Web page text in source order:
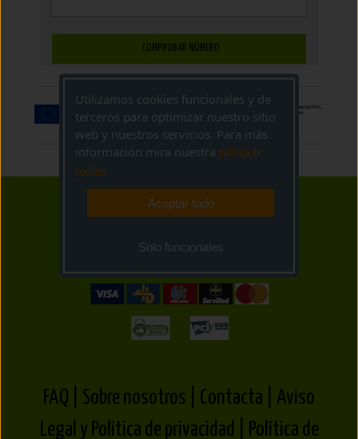
COMPROBAR NÚMERO
FAQ | Sobre nosotros | Contacta |
Aviso
Legal y Política de privacidad | Política de
Utilizamos cookies funcionales y de
terceros para optimizar nuestro sitio
web y nuestros servicios. Para más
información mira nuestra politica de
cookies
Aceptar todo
Solo funcionales